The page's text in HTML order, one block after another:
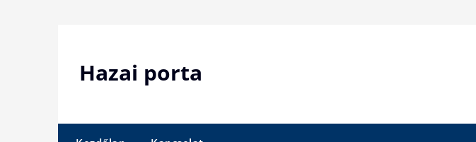
Hazai porta